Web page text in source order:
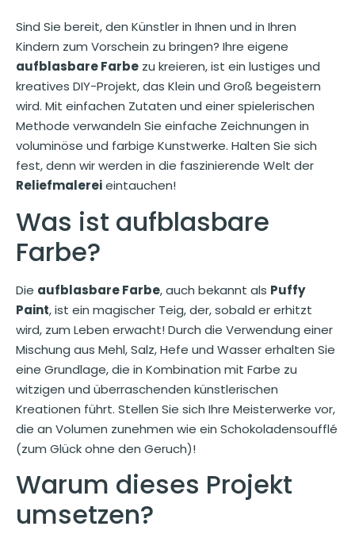
Sind Sie bereit, den Künstler in Ihnen und in Ihren
Kindern zum Vorschein zu bringen? Ihre eigene
aufblasbare Farbe zu kreieren, ist ein lustiges und
kreatives DIY-Projekt, das Klein und Groß begeistern
wird. Mit einfachen Zutaten und einer spielerischen
Methode verwandeln Sie einfache Zeichnungen in
voluminöse und farbige Kunstwerke. Halten Sie sich
fest, denn wir werden in die faszinierende Welt der
Reliefmalereieintauchen!
Was ist aufblasbare
Farbe?
Die aufblasbare Farbe, auch bekannt als Puffy
Paint, ist ein magischer Teig, der, sobald er erhitzt
wird, zum Leben erwacht! Durch die Verwendung einer
Mischung aus Mehl, Salz, Hefe und Wasser erhalten Sie
eine Grundlage, die in Kombination mit Farbe zu
witzigen und überraschenden künstlerischen
Kreationen führt. Stellen Sie sich Ihre Meisterwerke vor,
die an Volumen zunehmen wie ein Schokoladensoufflé
(zum Glück ohne den Geruch)!
Warum dieses Projekt
umsetzen?